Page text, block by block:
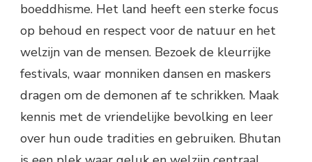
boeddhisme. Het land heeft een sterke focus
op behoud en respect voor de natuur en het
welzijn van de mensen. Bezoek de kleurrijke
festivals, waar monniken dansen en maskers
dragen om de demonen af te schrikken. Maak
kennis met de vriendelijke bevolking en leer
over hun oude tradities en gebruiken. Bhutan